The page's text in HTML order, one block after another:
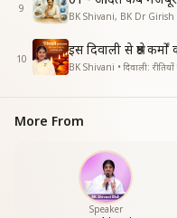
9
BK Shivani, BK Dr Girish
10
इस दिवाली से श्रेष्ठ
BK Shivani • दिवाली:
More From
Speaker